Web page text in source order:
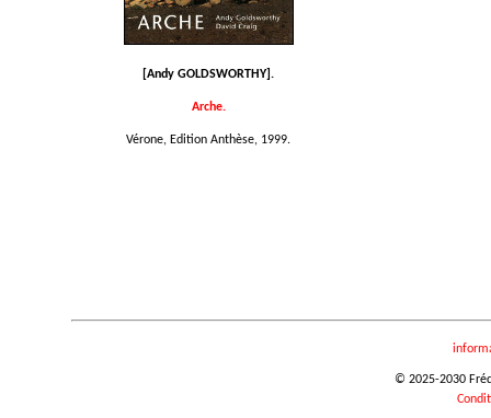
[Andy GOLDSWORTHY].
Arche.
Vérone, Edition Anthèse, 1999.
© 2025-2030